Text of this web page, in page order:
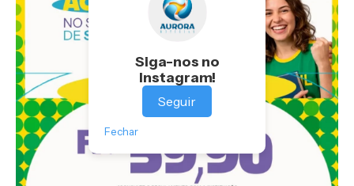
Siga-nos no
Instagram!
Seguir
Fechar